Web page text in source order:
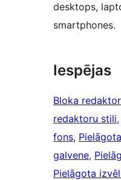
desktops,
smartphones.
Iespējas
Bloka
redaktoru stili,
fons,
galvene,
Pielāgota